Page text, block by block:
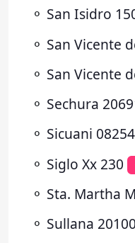
⚬ San Isidro
⚬ San Vicente
⚬ San Vicente
⚬ Sechura
⚬ Sicuani 08254
⚬ Siglo Xx 230
⚬ Sta. Martha
⚬ Sullana 20100